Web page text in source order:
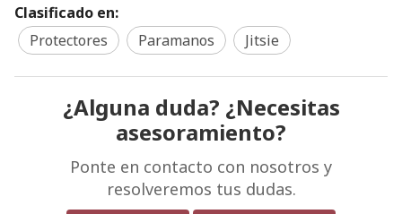
Clasificado en:
Protectores
Paramanos Jitsie
¿Alguna duda? ¿Necesitas
asesoramiento?
Ponte en contacto con nosotros y
resolveremos tus dudas.